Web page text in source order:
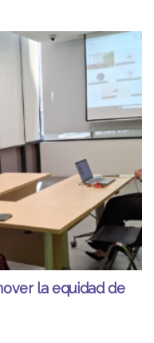
la equidad de